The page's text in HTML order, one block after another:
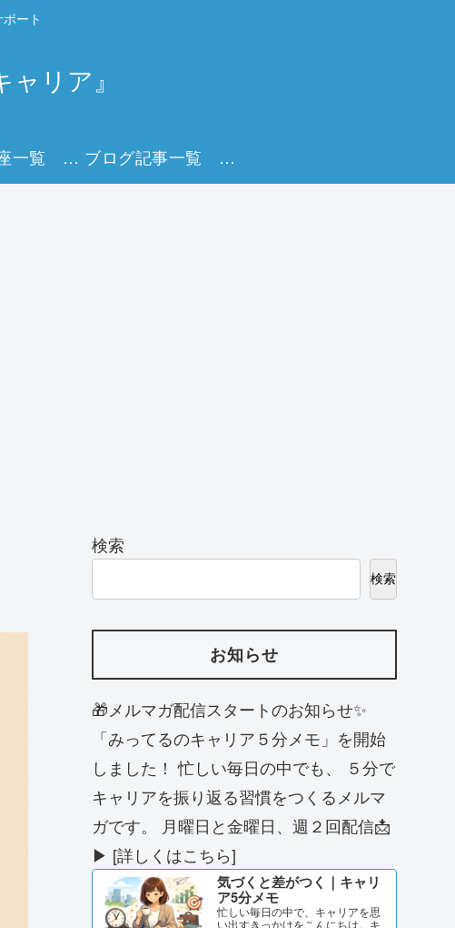
ート
リア』
Udemy講座一覧 キャリアを描く実践オンライン講座 ブログ記事一覧 キャリアを育てる実践ヒント集
検索
検索
お知らせ
🎁メルマガ配信スタートのお知らせ✨
「みってるのキャリア５分メモ」を開始
しました！ 忙しい毎日の中でも、 ５分で
キャリアを振り返る習慣をつくるメルマ
ガです。 月曜日と金曜日、週２回配信📩
▶ [詳しくはこちら]
気づくと差がつく｜キャリ
ア5分メモ
忙しい毎日の中で、キャリアを思
い出すきっかけをこんにちは。キ